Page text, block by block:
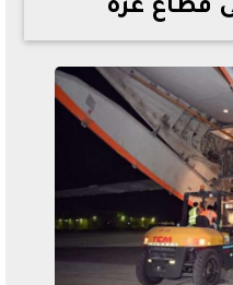
قبل مواجهة مصر
وخروجه من المستشفى |
الإثنين 6 - 7 - 2026
قطاع غزة